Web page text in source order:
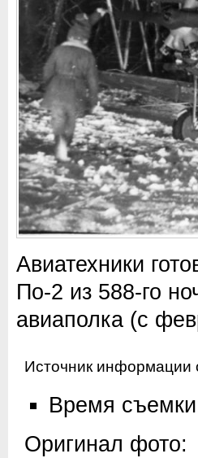
Авиатехники
По-2 из 588-го
авиаполка (с
Источник информации
Время
Оригинал фото: